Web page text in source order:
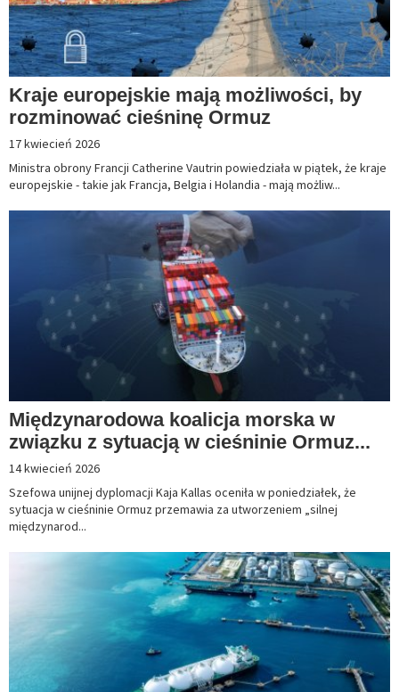
Kraje europejskie mają możliwości, by
rozminować cieśninę Ormuz
17 kwiecień 2026
Ministra obrony Francji Catherine Vautrin powiedziała w piątek, że kraje
europejskie - takie jak Francja, Belgia i Holandia - mają możliw...
Międzynarodowa koalicja morska w
związku z sytuacją w cieśninie Ormuz...
14 kwiecień 2026
Szefowa unijnej dyplomacji Kaja Kallas oceniła w poniedziałek, że
sytuacja w cieśninie Ormuz przemawia za utworzeniem „silnej
międzynarod...